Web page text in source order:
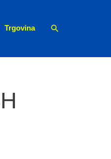
Trgovina Search